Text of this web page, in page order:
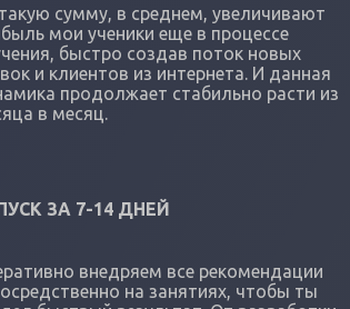
сумму, в среднем, увеличивают
мои ученики еще в процессе
быстро создав поток новых
и клиентов из интернета. И данная
продолжает стабильно расти из
в месяц.
ЗА 7-14 ДНЕЙ
внедряем все рекомендации
на занятиях, чтобы ты